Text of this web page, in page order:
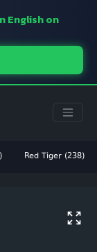
English on
Red Tiger (238)